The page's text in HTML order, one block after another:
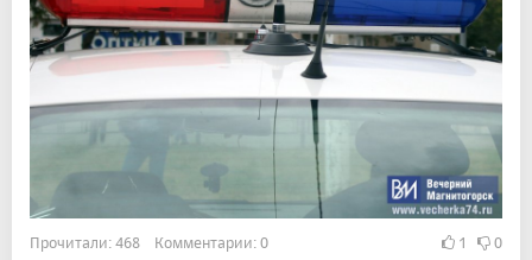
Прочитали: 468 Комментарии: 0 1 0